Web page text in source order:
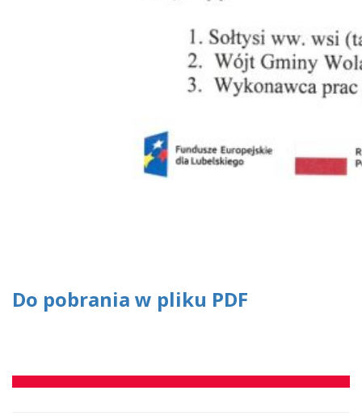
Do pobrania w pliku PDF